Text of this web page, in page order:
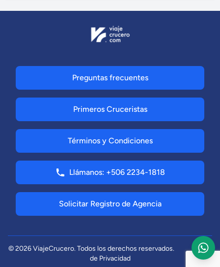
Preguntas frecuentes
Primeros Cruceristas
Términos y Condiciones
Llámanos: +506 2234-1818
Solicitar Registro de Agencia
© 2026 ViajeCrucero. Todos los derechos reservados.
Aviso
de Privacidad